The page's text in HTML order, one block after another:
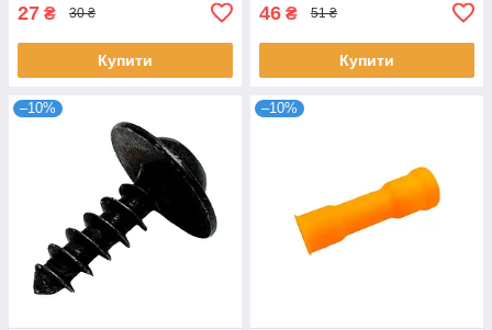
27 ₴ 30 ₴
Купити
46 ₴ 51 ₴
Купити
–10% –10%